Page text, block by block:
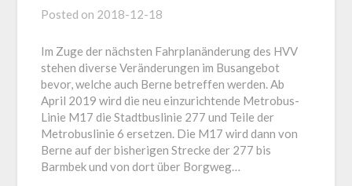
Posted on 2018-12-18
Im Zuge der nächsten Fahrplanänderung des HVV
stehen diverse Veränderungen im Busangebot
bevor, welche auch Berne betreffen werden. Ab
April 2019 wird die neu einzurichtende Metrobus-
Linie M17 die Stadtbuslinie 277 und Teile der
Metrobuslinie 6 ersetzen. Die M17 wird dann von
Berne auf der bisherigen Strecke der 277 bis
Barmbek und von dort über Borgweg…